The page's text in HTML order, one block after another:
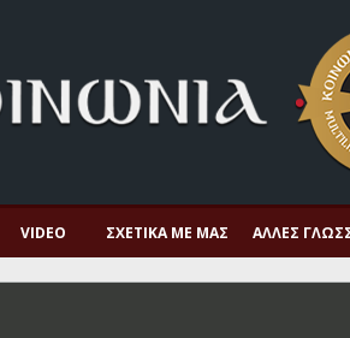
VIDEO ΣΧΕΤΙΚΆ ΜΕ ΜΑΣ ΆΛΛΕΣ